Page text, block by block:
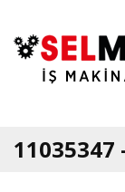
11035347